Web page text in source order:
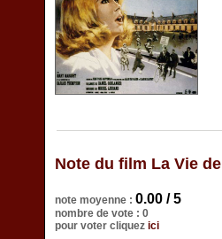
Note du film La Vie
note moyenne : 0.00 / 5
nombre de vote : 0
pour voter cliquez ici